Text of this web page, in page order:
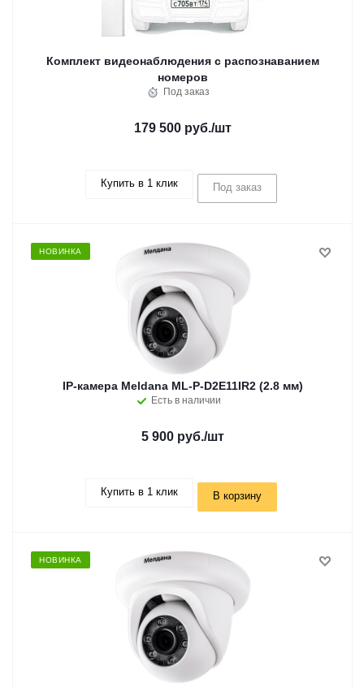
Комплект видеонаблюдения с распознаванием
номеров
Под заказ
179 500 руб./шт
Купить в 1 клик Под заказ
НОВИНКА
IP-камера Meldana ML-P-D2E11IR2 (2.8 мм)
Есть в наличии
5 900 руб./шт
Купить в 1 клик В корзину
НОВИНКА